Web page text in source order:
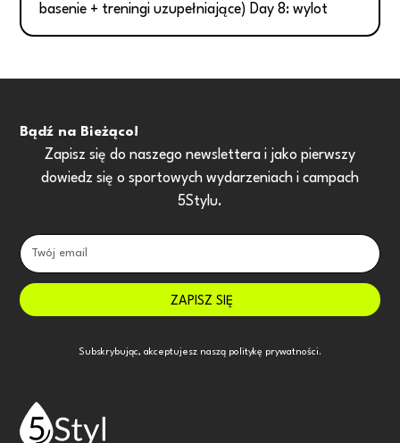
basenie + treningi uzupełniające) Day 8: wylot
Bądź na Bieżąco!
Zapisz się do naszego newslettera i jako pierwszy
dowiedz się o sportowych wydarzeniach i campach
5Stylu.
Subskrybując, akceptujesz naszą politykę prywatności.